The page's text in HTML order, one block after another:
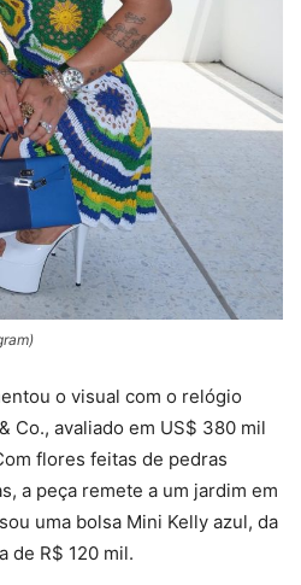
o visual com o relógio
Co., avaliado em US$ 380 mil
flores feitas de pedras
a peça remete a um jardim em
uma bolsa Mini Kelly azul, da
de R$ 120 mil.